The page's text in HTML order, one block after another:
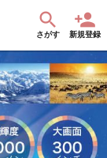
さがす 新規登録